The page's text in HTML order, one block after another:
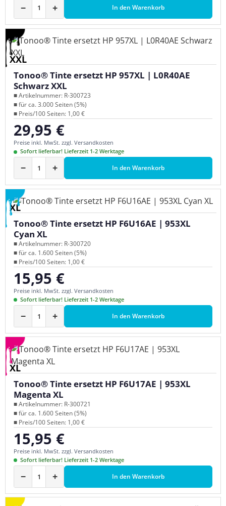
− + In den Warenkorb
XXL
Tonoo® Tinte ersetzt HP 957XL | L0R40AE
Schwarz XXL
■ Artikelnummer: R-300723
■ für ca. 3.000 Seiten (5%)
■ Preis/100 Seiten: 1,00 €
Regulärer Preis:
29,95 €
Preise inkl. MwSt. zzgl. Versandkosten
Sofort lieferbar! Lieferzeit 1-2 Werktage
− + In den Warenkorb
XL
Tonoo® Tinte ersetzt HP F6U16AE | 953XL
Cyan XL
■ Artikelnummer: R-300720
■ für ca. 1.600 Seiten (5%)
■ Preis/100 Seiten: 1,00 €
Regulärer Preis:
15,95 €
Preise inkl. MwSt. zzgl. Versandkosten
Sofort lieferbar! Lieferzeit 1-2 Werktage
− + In den Warenkorb
XL
Tonoo® Tinte ersetzt HP F6U17AE | 953XL
Magenta XL
■ Artikelnummer: R-300721
■ für ca. 1.600 Seiten (5%)
■ Preis/100 Seiten: 1,00 €
Regulärer Preis:
15,95 €
Preise inkl. MwSt. zzgl. Versandkosten
Sofort lieferbar! Lieferzeit 1-2 Werktage
− + In den Warenkorb